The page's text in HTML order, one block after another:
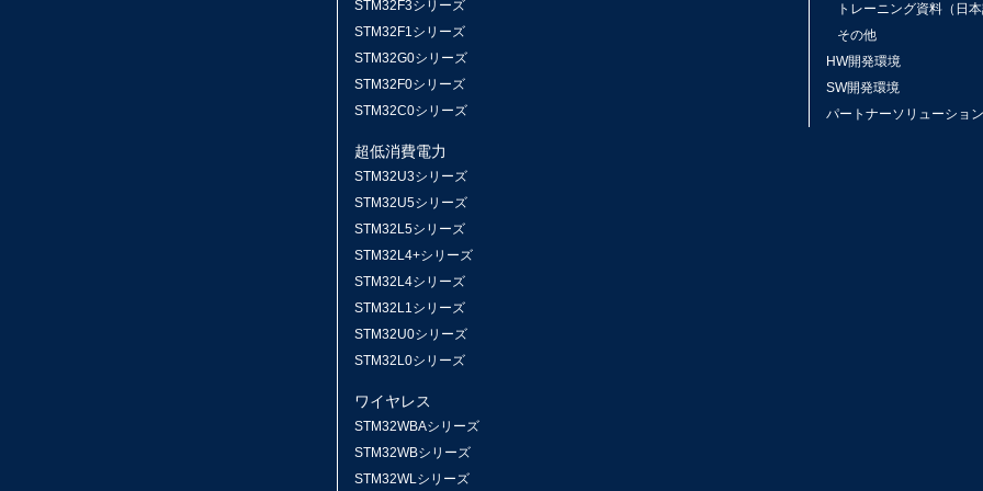
STM32F3シリーズ
STM32F1シリーズ
STM32G0シリーズ
STM32F0シリーズ
STM32C0シリーズ
超低消費電力
STM32U3シリーズ
STM32U5シリーズ
STM32L5シリーズ
STM32L4+シリーズ
STM32L4シリーズ
STM32L1シリーズ
STM32U0シリーズ
STM32L0シリーズ
ワイヤレス
STM32WBAシリーズ
STM32WBシリーズ
STM32WLシリーズ
トレーニング資料（日
その他
HW開発環境
SW開発環境
パートナーソリューション